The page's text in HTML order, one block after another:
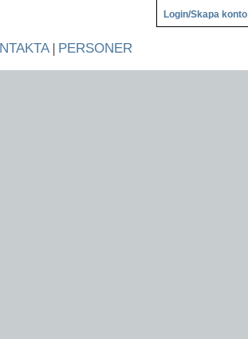
Login/Skapa konto
| PERSONER